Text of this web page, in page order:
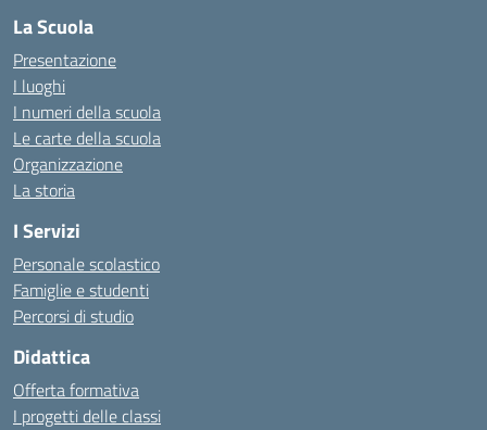
La Scuola
Presentazione
I luoghi
I numeri della scuola
Le carte della scuola
Organizzazione
La storia
I Servizi
Personale scolastico
Famiglie e studenti
Percorsi di studio
Didattica
Offerta formativa
I progetti delle classi